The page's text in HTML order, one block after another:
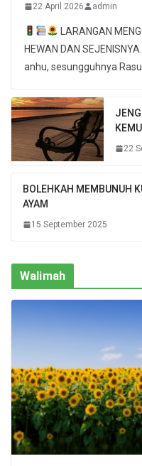
22 April 2026 admin
LARANGAN
HEWAN DAN
22
BOLEHKAH MEMBUNUH
AYAM
15 September 2025
Walimah